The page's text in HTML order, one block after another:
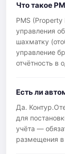
Что такое
PMS
управления
шахматку
управление
отчётность в
Есть ли
Да.
для
учёта —
размещения в